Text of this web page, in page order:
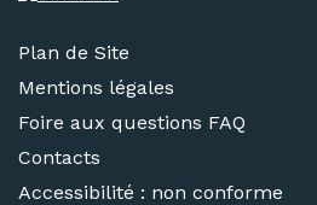
Plan de Site
Mentions légales
Foire aux questions FAQ
Contacts
Accessibilité : non conforme